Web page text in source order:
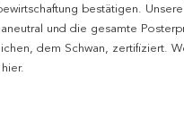
bestätigen.
und die gesamte
dem Schwan, zertifiziert.